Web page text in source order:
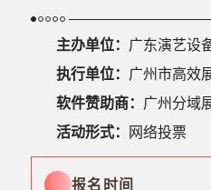
主办单位： 广东演艺设
执行单位： 广州市高效
软件赞助商： 广州分域
活动形式：
网络投票
报名时间